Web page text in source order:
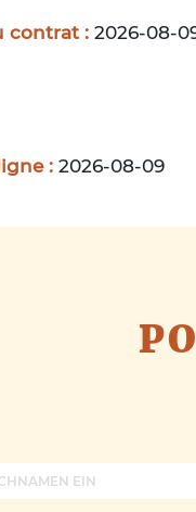
contrat : 2026-08-
: 2026-08-09